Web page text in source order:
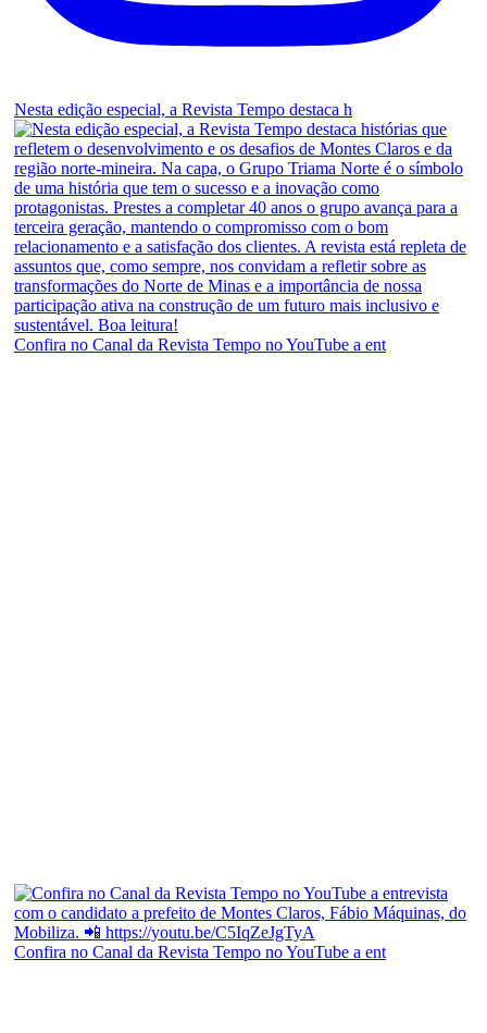
Nesta edição especial, a Revista Tempo destaca h
Confira no Canal da Revista Tempo no YouTube a ent
Confira no Canal da Revista Tempo no YouTube a ent